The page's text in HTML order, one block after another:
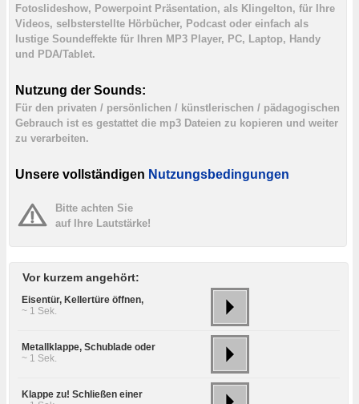
Fotoslideshow, Powerpoint Präsentation, als Klingelton, für Ihre
Videos, selbsterstellte Hörbücher, Podcast oder einfach als
lustige Soundeffekte für Ihren MP3 Player, PC, Laptop, Handy
und PDA/Tablet.
Nutzung der Sounds:
Für den privaten / persönlichen / künstlerischen / pädagogischen
Gebrauch ist es gestattet die mp3 Dateien zu kopieren und weiter
zu verarbeiten.
Unsere vollständigen Nutzungsbedingungen
Bitte achten Sie
auf Ihre Lautstärke!
Vor kurzem angehört:
Eisentür, Kellertüre öffnen,
~ 1 Sek.
Metallklappe, Schublade oder
~ 1 Sek.
Klappe zu! Schließen einer